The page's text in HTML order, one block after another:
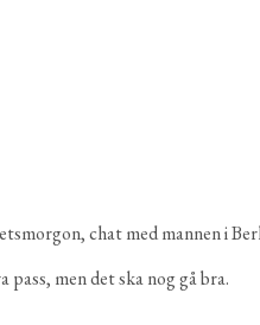
chat med mannen i
men det ska nog gå bra.